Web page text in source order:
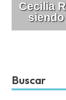
Cecilia
Buscar